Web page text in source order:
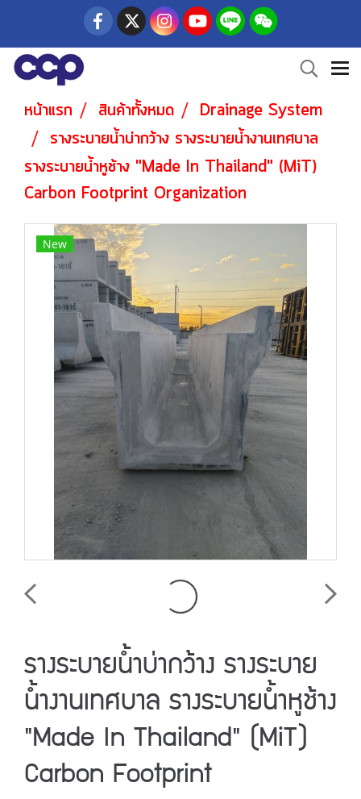
หน้าแรก สินค้าทั้งหมด
Drainage System
รางระบายน้ำบ่ากว้าง รางระบายน้ำงานเทศบาล
รางระบายน้ำหูช้าง "Made In Thailand" (MiT)
Carbon Footprint Organization
New
รางระบายน้ำบ่ากว้าง รางระบาย
น้ำงานเทศบาล รางระบายน้ำหูช้าง
"Made In Thailand" (MiT)
Carbon Footprint